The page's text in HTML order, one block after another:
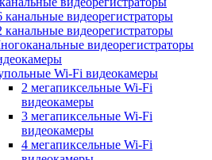
канальные видеорегистраторы
канальные видеорегистраторы
видеорегистраторы
Wi-Fi видеокамеры
2 мегапиксельные Wi-Fi
видеокамеры
3 мегапиксельные Wi-Fi
видеокамеры
4 мегапиксельные Wi-Fi